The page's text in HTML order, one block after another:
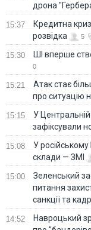
дрона
15:37
Кредитна
розвідка
5
15:30 ШІ вперше
0
15:21
Атак стає
про ситуацію
15:15
У
зафіксували
15:08
У
склади — ЗМІ
15:00
Зеленський
питання
санкції та
14:52
Навроцький